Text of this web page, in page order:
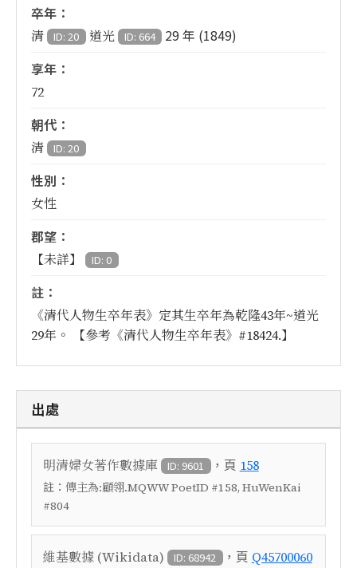
卒年：
清 ID: 20 道光 ID: 664
29 年 (1849)
享年：
72
朝代：
清 ID: 20
性別：
女性
郡望：
【未詳】 ID: 0
註：
《清代人物生卒年表》定其生卒年為乾隆43年~道光
29年。 【參考《清代人物生卒年表》#18424.】
出處
明清婦女著作數據庫 ID: 9601 ，頁 158
註： 傳主為:顧翎.MQWW PoetID #158, HuWenKai
#804
維基數據 (Wikidata) ID: 68942 ，頁 Q45700060